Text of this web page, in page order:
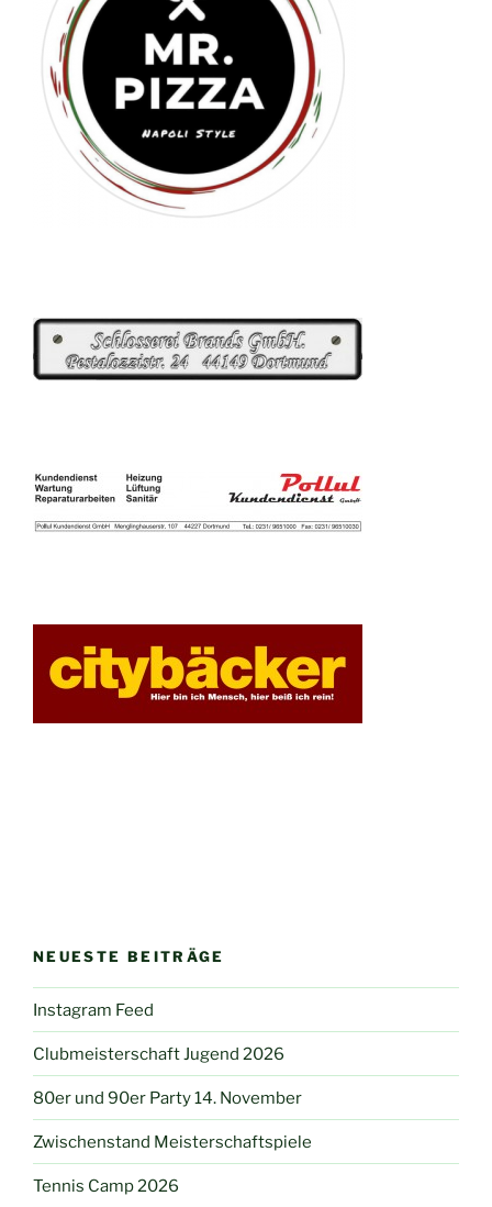
NEUESTE BEITRÄGE
Instagram Feed
Clubmeisterschaft Jugend 2026
80er und 90er Party 14. November
Zwischenstand Meisterschaftspiele
Tennis Camp 2026